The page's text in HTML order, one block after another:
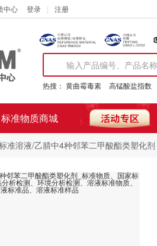
中心 登录 注册
热搜： 黄曲霉毒素 高锰酸盐指数
标准物质商城
准溶液/乙腈中4种邻苯二甲酸酯类塑化剂